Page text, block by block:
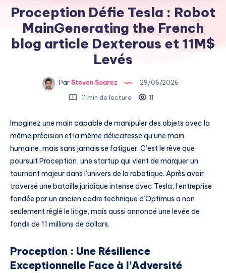
Proception Défie Tesla : Robot
MainGenerating the French
blog article Dexterous et 11M$
Levés
Par Steven Soarez
29/06/2026
11 min de lecture
11
Imaginez une main capable de manipuler des objets avec la
même précision et la même délicatesse qu’une main
humaine, mais sans jamais se fatiguer. C’est le rêve que
poursuit Proception, une startup qui vient de marquer un
tournant majeur dans l’univers de la robotique. Après avoir
traversé une bataille juridique intense avec Tesla, l’entreprise
fondée par un ancien cadre technique d’Optimus a non
seulement réglé le litige, mais aussi annoncé une levée de
fonds de 11 millions de dollars.
Proception : Une Résilience
Exceptionnelle Face à l’Adversité